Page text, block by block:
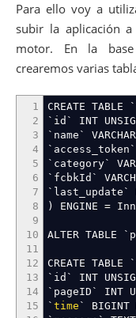
Para ello voy a
subir la aplicación
motor. En la base
crearemos varias
1
2
3
4
5
6
7
8
9
10
11
12
13
14
15
CREATE
`id` INT
`name` VARCHAR
`access_token`
`category`
`fcbkId`
`last_update`
)
ENGINE =
ALTER TABLE
CREATE
`id` INT
`pageID` INT
` time ` BIGINT